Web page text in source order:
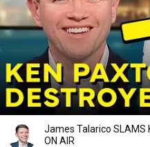
James Talarico SLAMS
ON AIR